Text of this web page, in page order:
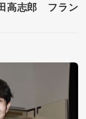
高志郎 フラン